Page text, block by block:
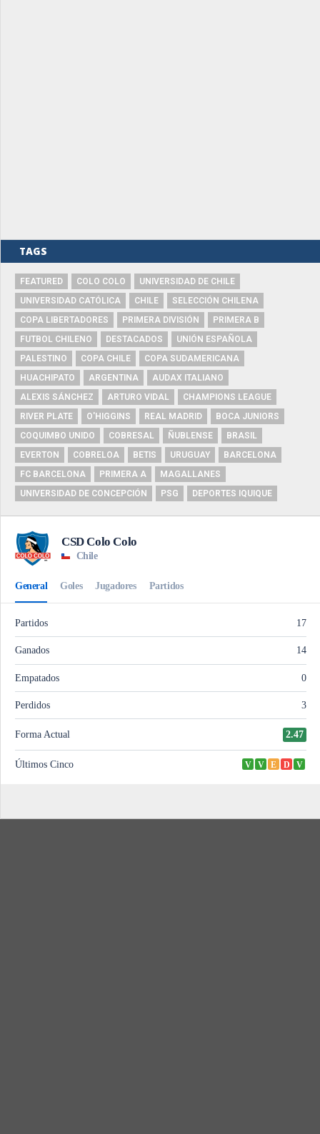
TAGS
FEATURED COLO COLO
UNIVERSIDAD DE CHILE
UNIVERSIDAD CATÓLICA
CHILE
SELECCIÓN CHILENA
COPA LIBERTADORES
PRIMERA DIVISIÓN
PRIMERA B
FUTBOL CHILENO
DESTACADOS
UNIÓN ESPAÑOLA
PALESTINO
COPA CHILE
COPA SUDAMERICANA
HUACHIPATO
ARGENTINA
AUDAX ITALIANO
ALEXIS SÁNCHEZ
ARTURO VIDAL
CHAMPIONS LEAGUE
RIVER PLATE
O'HIGGINS REAL MADRID
BOCA JUNIORS
COQUIMBO UNIDO
COBRESAL ÑUBLENSE
BRASIL
EVERTON
COBRELOA BETIS URUGUAY
BARCELONA
FC BARCELONA
PRIMERA A
MAGALLANES
UNIVERSIDAD DE CONCEPCIÓN
PSG DEPORTES IQUIQUE